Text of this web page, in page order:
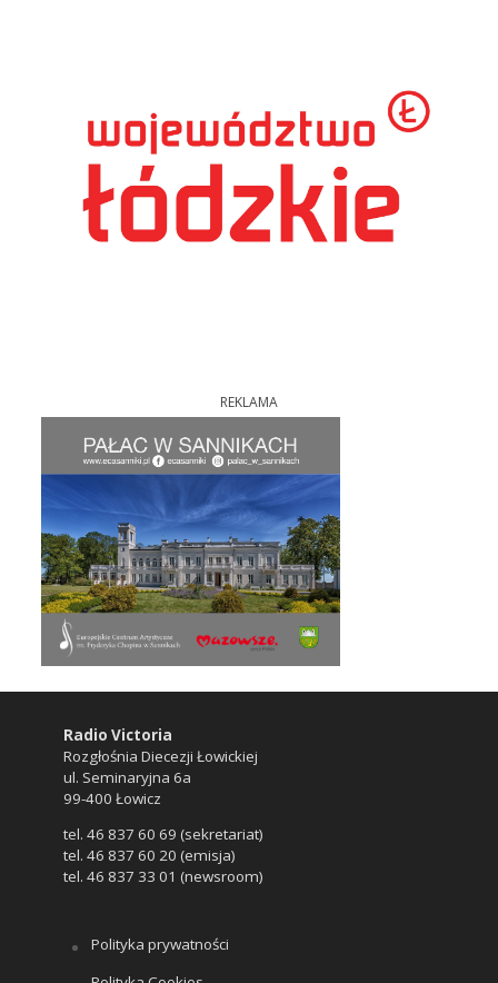
REKLAMA
Radio Victoria
Rozgłośnia Diecezji Łowickiej
ul. Seminaryjna 6a
99-400 Łowicz
tel. 46 837 60 69 (sekretariat)
tel. 46 837 60 20 (emisja)
tel. 46 837 33 01 (newsroom)
Polityka prywatności